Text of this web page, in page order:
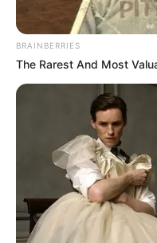
BRAINBERRIES
The Rarest And Most